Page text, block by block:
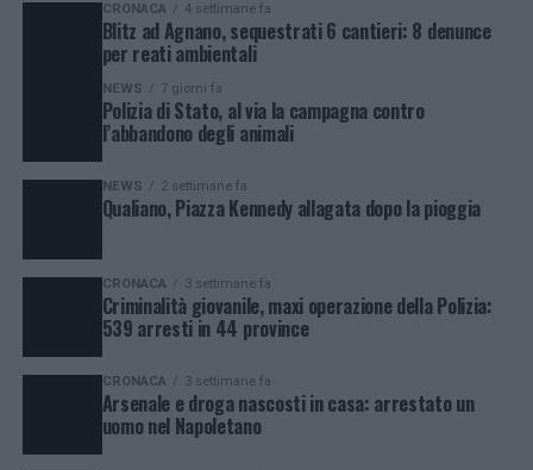
CRONACA 4 settimane fa
Blitz ad Agnano, sequestrati 6 cantieri: 8 denunce
per reati ambientali
NEWS 7 giorni fa
Polizia di Stato, al via la campagna contro
l’abbandono degli animali
NEWS 2 settimane fa
Qualiano, Piazza Kennedy allagata dopo la pioggia
CRONACA 3 settimane fa
Criminalità giovanile, maxi operazione della Polizia:
539 arresti in 44 province
CRONACA 3 settimane fa
Arsenale e droga nascosti in casa: arrestato un
uomo nel Napoletano